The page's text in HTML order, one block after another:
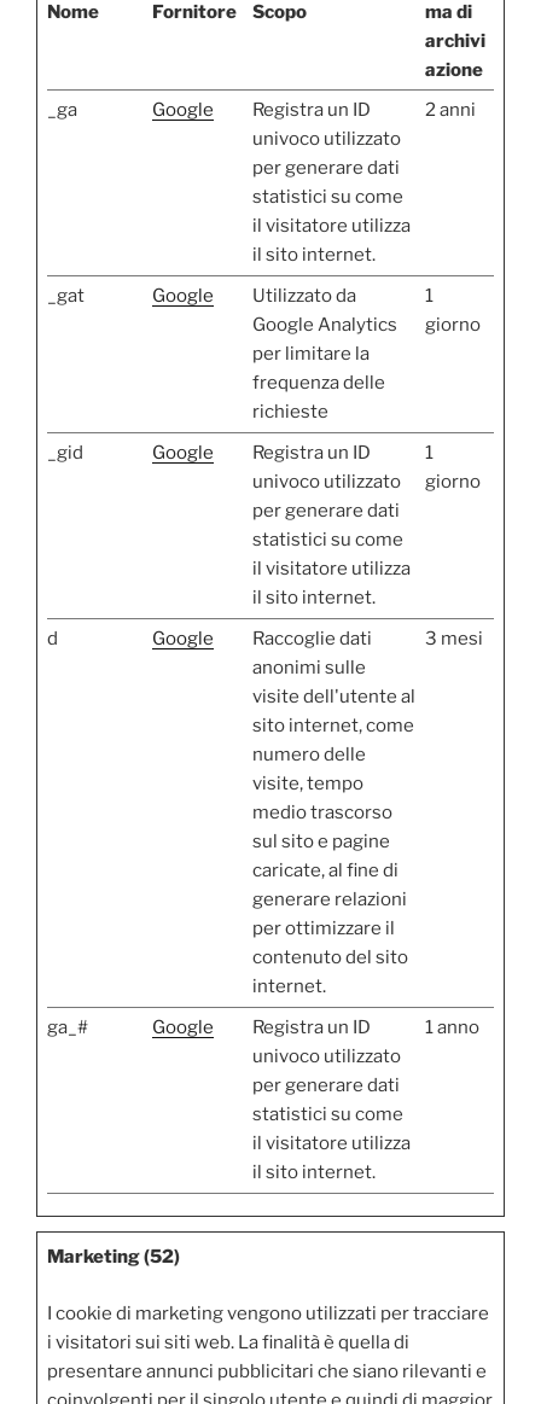
Nome Fornitore Scopo
ma di
archivi
azione
_ga
Google
Registra un ID
univoco utilizzato
per generare dati
statistici su come
il visitatore utilizza
il sito internet.
2 anni
_gat Google
Utilizzato da
Google Analytics
per limitare la
frequenza delle
richieste
1
giorno
_gid Google
Registra un ID
univoco utilizzato
per generare dati
statistici su come
il visitatore utilizza
il sito internet.
1
giorno
d Google
Raccoglie dati
anonimi sulle
visite dell'utente al
sito internet, come
numero delle
visite, tempo
medio trascorso
sul sito e pagine
caricate, al fine di
generare relazioni
per ottimizzare il
contenuto del sito
internet.
3 mesi
ga_# Google
Registra un ID
univoco utilizzato
per generare dati
statistici su come
il visitatore utilizza
il sito internet.
1 anno
Marketing (52)
I cookie di marketing vengono utilizzati per tracciare
i visitatori sui siti web. La finalità è quella di
presentare annunci pubblicitari che siano rilevanti e